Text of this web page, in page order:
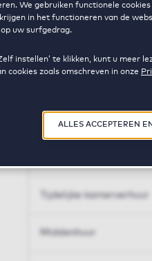
We gebruiken functionele
in het functioneren van de
uw surfgedrag.
instellen’ te klikken, kunt u meer
cookies zoals omschreven in onze
ALLES ACCEPTEREN
Huren op maat
Tijdelijke kamerverhuur
Middenhuur